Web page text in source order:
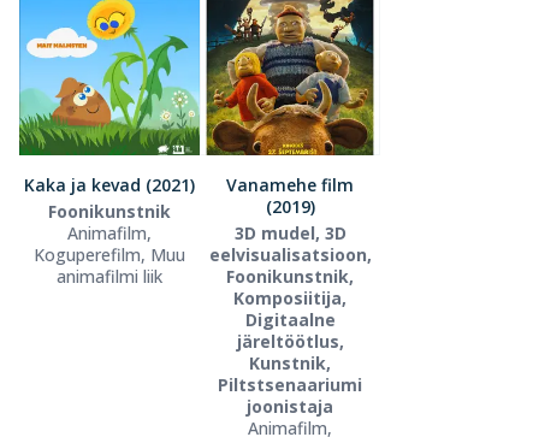
Kaka ja kevad (2021)
Foonikunstnik
Animafilm,
Koguperefilm, Muu
animafilmi liik
Vanamehe film
(2019)
3D mudel, 3D
eelvisualisatsioon,
Foonikunstnik,
Komposiitija,
Digitaalne
järeltöötlus,
Kunstnik,
Piltstsenaariumi
joonistaja
Animafilm,